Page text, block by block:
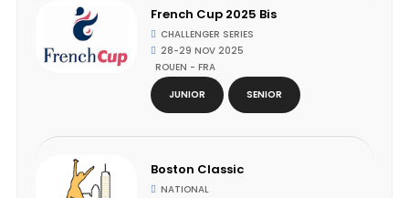
French Cup 2025 Bis
CHALLENGER SERIES
28-29 NOV 2025
ROUEN - FRA
JUNIOR
SENIOR
Boston Classic
NATIONAL